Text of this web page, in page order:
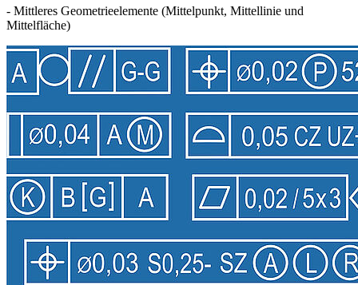
- Mittleres Geometrieelemente (Mittelpunkt, Mittellinie und
Mittelfläche)